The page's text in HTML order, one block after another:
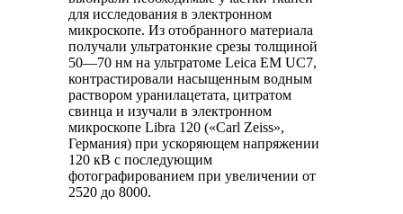
для исследования в электронном
микроскопе. Из отобранного материала
получали ультратонкие срезы толщиной
50—70 нм на ультратоме Leica EM UC7,
контрастировали насыщенным водным
раствором уранилацетата, цитратом
свинца и изучали в электронном
микроскопе Libra 120 («Carl Zeiss»,
Германия) при ускоряющем напряжении
120 кВ с последующим
фотографированием при увеличении от
2520 до 8000.